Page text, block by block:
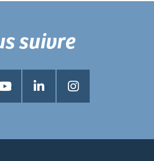
suivre